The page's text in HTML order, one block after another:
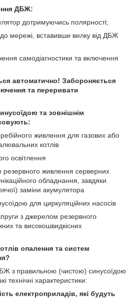
ДБЖ:
дотримуючись полярності;
мережі, вставивши вилку від ДБЖ
самодіагностики та включення
автоматично! Забороняється
та переривати
та зовнішнім
живлення для газових або
котлів
освітлення
резервного живлення серверних
обладнання, завдяки
заміни акумулятора
для циркуляційних насосів
з джерелом резервного
та високошвидкісних
опалення та систем
з правильною (чистою) синусоїдою
технічні характеристики:
електроприладів, які будуть